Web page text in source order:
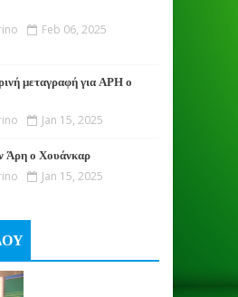
Feb 06, 2025
μεταγραφή για ΑΡΗ ο
Jan 15, 2025
Άρη ο Χουάνκαρ
Jan 15, 2025